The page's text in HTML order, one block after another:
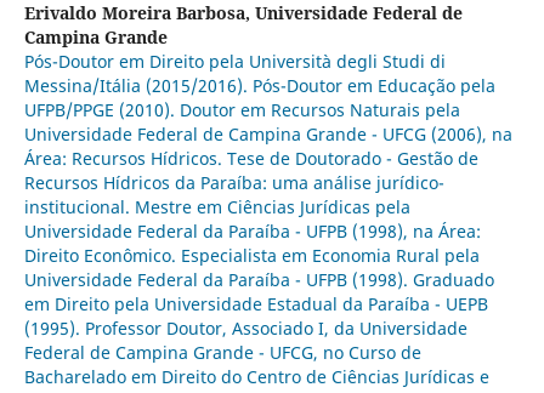
Erivaldo Moreira Barbosa, Universidade Federal de
Campina Grande
Pós-Doutor em Direito pela Università degli Studi di
Messina/Itália (2015/2016). Pós-Doutor em Educação pela
UFPB/PPGE (2010). Doutor em Recursos Naturais pela
Universidade Federal de Campina Grande - UFCG (2006), na
Área: Recursos Hídricos. Tese de Doutorado - Gestão de
Recursos Hídricos da Paraíba: uma análise jurídico-
institucional. Mestre em Ciências Jurídicas pela
Universidade Federal da Paraíba - UFPB (1998), na Área:
Direito Econômico. Especialista em Economia Rural pela
Universidade Federal da Paraíba - UFPB (1998). Graduado
em Direito pela Universidade Estadual da Paraíba - UEPB
(1995). Professor Doutor, Associado I, da Universidade
Federal de Campina Grande - UFCG, no Curso de
Bacharelado em Direito do Centro de Ciências Jurídicas e